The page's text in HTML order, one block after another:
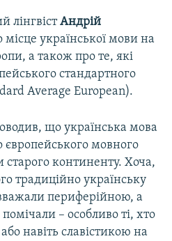
лінгвістАндрій
місце української мови на
а також про те, які
стандартного
Average European).
що українська мова
мовного
континенту. Хоча,
традиційно українську
периферійною, а
– особливо ті, хто
навіть славістикою на